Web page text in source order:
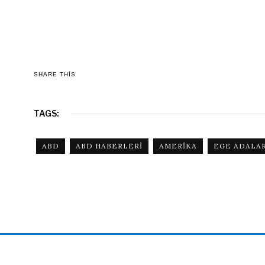
SHARE THIS
TAGS:
ABD ABD HABERLERI AMERIKA EGE